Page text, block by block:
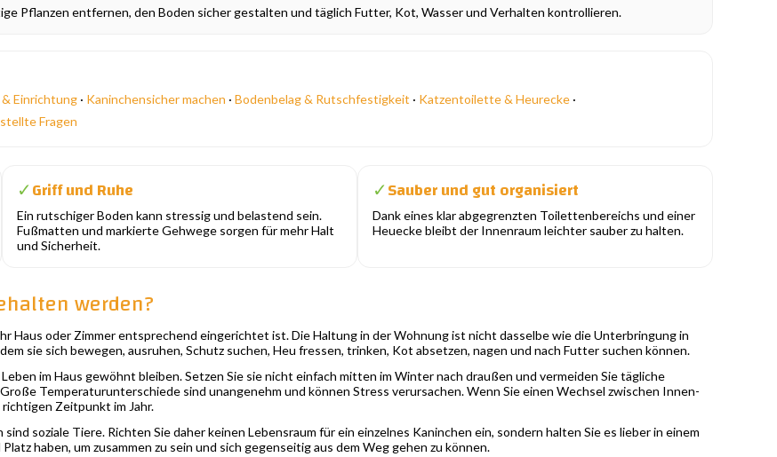
Pflanzen entfernen, den Boden sicher gestalten und täglich Futter, Kot, Wasser und Verhalten kontrollieren.
& Einrichtung · Kaninchensicher machen · Bodenbelag & Rutschfestigkeit · Katzentoilette & Heurecke ·
Fragen
✓Griff und Ruhe
Ein rutschiger Boden kann stressig und belastend sein.
Fußmatten und markierte Gehwege sorgen für mehr Halt
und Sicherheit.
✓Sauber und gut organisiert
Dank eines klar abgegrenzten Toilettenbereichs und einer
Heuecke bleibt der Innenraum leichter sauber zu halten.
werden?
Haus oder Zimmer entsprechend eingerichtet ist. Die Haltung in der Wohnung ist nicht dasselbe wie die Unterbringung in
sie sich bewegen, ausruhen, Schutz suchen, Heu fressen, trinken, Kot absetzen, nagen und nach Futter suchen können.
im Haus gewöhnt bleiben. Setzen Sie sie nicht einfach mitten im Winter nach draußen und vermeiden Sie tägliche
Temperaturunterschiede sind unangenehm und können Stress verursachen. Wenn Sie einen Wechsel zwischen Innen-
Zeitpunkt im Jahr.
soziale Tiere. Richten Sie daher keinen Lebensraum für ein einzelnes Kaninchen ein, sondern halten Sie es lieber in einem
haben, um zusammen zu sein und sich gegenseitig aus dem Weg gehen zu können.